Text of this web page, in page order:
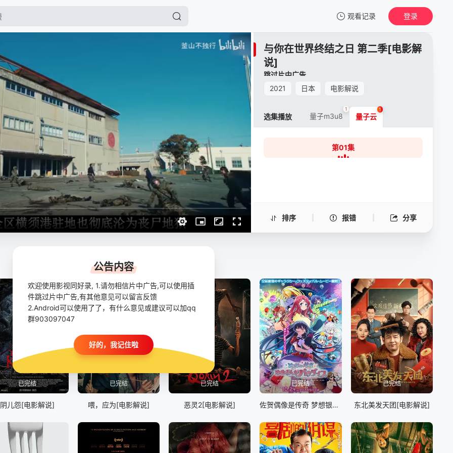
观看记录
我的观影记录
与你在世界终结之日 第二季[电影解说]
登录
与你在世界终结之日 第二季[电影解
说]
跳过片中广告
2021
日本 电影解说
排序 报错 分享
选集播放 量子m3u8
1
量子云
1
第01集
已完结
阴儿怨[电影解说]
已完结
喂，应为[电影解说]
已完结
恶灵2[电影解说]
已完结
佐贺偶像是传奇 梦想银河乐园[电影解说]
已完结
东北美发天团[电影解说]
公告内容
欢迎使用影视同好录, 1.请勿相信片中广告,可以使用插
件跳过片中广告,有其他意见可以留言反馈
2.Android可以使用了了，有什么意见或建议可以加qq
群903097047
好的，我记住啦